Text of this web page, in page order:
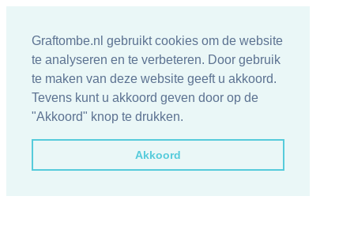
Graftombe.nl gebruikt cookies om de website
te analyseren en te verbeteren. Door gebruik
te maken van deze website geeft u akkoord.
Tevens kunt u akkoord geven door op de
"Akkoord" knop te drukken.
Akkoord